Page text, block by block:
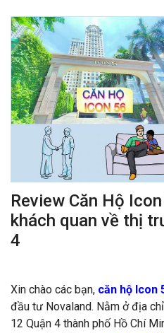
Review Căn Hộ
khách quan về thị
4
Xin chào các bạn, căn hộ Icon
đầu tư Novaland. Nằm ở địa
12 Quận 4 thành phố Hồ Chí